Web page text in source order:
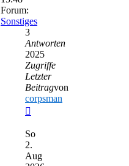
Forum:
Sonstiges
3
Antworten
2025
Zugriffe
Letzter
Beitragvon
corpsman
Beitrag
So
2.
Aug